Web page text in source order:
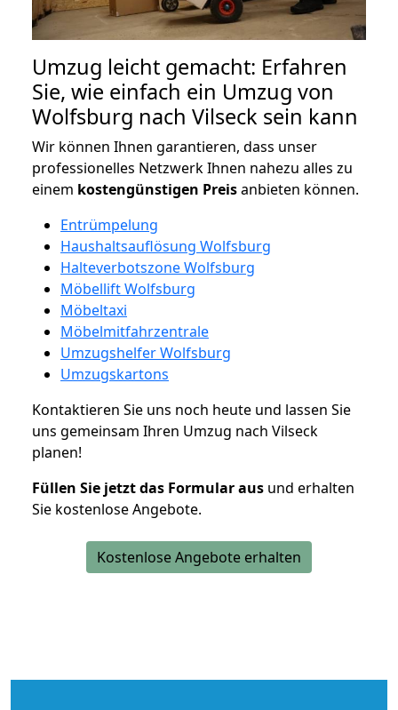
Umzug leicht gemacht: Erfahren
Sie, wie einfach ein Umzug von
Wolfsburg nach Vilseck sein kann
Wir können Ihnen garantieren, dass unser
professionelles Netzwerk Ihnen nahezu alles zu
einem kostengünstigen Preisanbieten können.
Entrümpelung
Haushaltsauflösung Wolfsburg
Halteverbotszone Wolfsburg
Möbellift Wolfsburg
Möbeltaxi
Möbelmitfahrzentrale
Umzugshelfer Wolfsburg
Umzugskartons
Kontaktieren Sie uns noch heute und lassen Sie
uns gemeinsam Ihren Umzug nach Vilseck
planen!
Füllen Sie jetzt das Formular aus und erhalten
Sie kostenlose Angebote.
Kostenlose Angebote erhalten